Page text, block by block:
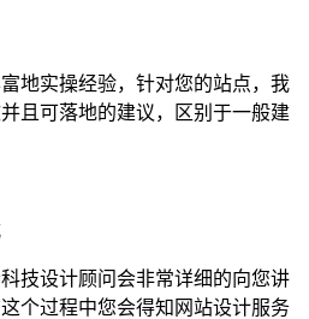
地实操经验，针对您的站点，我
且可落地的建议，区别于一般建
技设计顾问会非常详细的向您讲
个过程中您会得知网站设计服务